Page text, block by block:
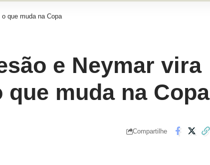
que muda na Copa
e Neymar vira
muda na Copa
Compartilhe